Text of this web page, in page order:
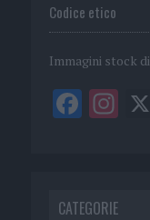
Codice etico
Immagini stock di
CATEGORIE